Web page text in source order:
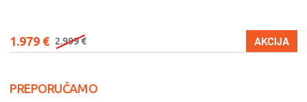
1.979 € 2.999 € AKCIJA
PREPORUČAMO